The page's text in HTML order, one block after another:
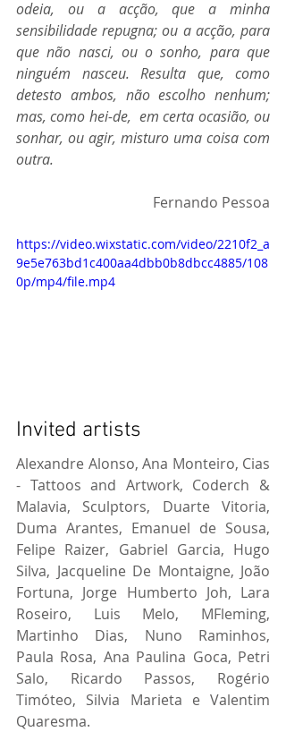
odeia, ou a acção, que a minha
sensibilidade repugna; ou a acção, para
que não nasci, ou o sonho, para que
ninguém nasceu. Resulta que, como
detesto ambos, não escolho nenhum;
mas, como hei-de,  em certa ocasião, ou
sonhar, ou agir, misturo uma coisa com
outra.
Fernando Pessoa
https://video.wixstatic.com/video/2210f2_a
9e5e763bd1c400aa4dbb0b8dbcc4885/108
0p/mp4/file.mp4
Invited artists
Alexandre Alonso, Ana Monteiro, Cias
- Tattoos and Artwork, Coderch &
Malavia, Sculptors, Duarte Vitoria,
Duma Arantes, Emanuel de Sousa,
Felipe Raizer, Gabriel Garcia, Hugo
Silva, Jacqueline De Montaigne, João
Fortuna, Jorge Humberto Joh, Lara
Roseiro, Luis Melo, MFleming,
Martinho Dias, Nuno Raminhos,
Paula Rosa, Ana Paulina Goca, Petri
Salo, Ricardo Passos, Rogério
Timóteo, Silvia Marieta e Valentim
Quaresma.